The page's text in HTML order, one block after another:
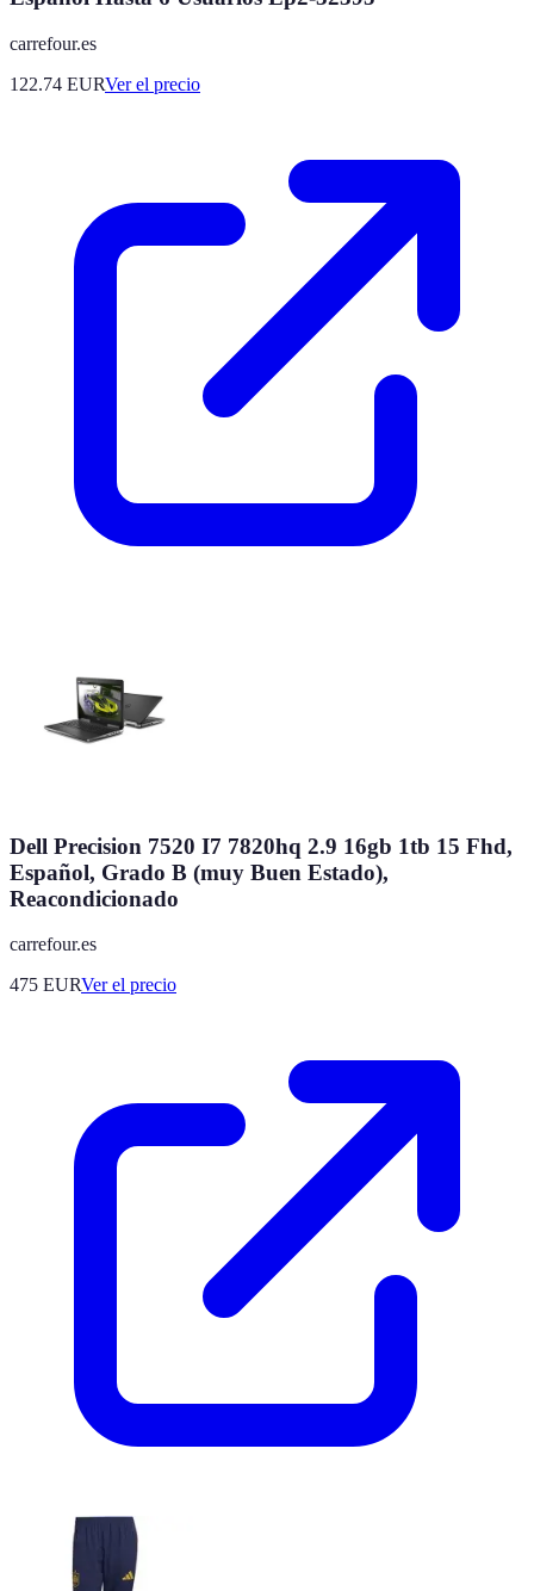
carrefour.es
122.74 EURVer el precio
Dell Precision 7520 I7 7820hq 2.9 16gb 1tb 15 Fhd,
Español, Grado B (muy Buen Estado),
Reacondicionado
carrefour.es
475 EURVer el precio